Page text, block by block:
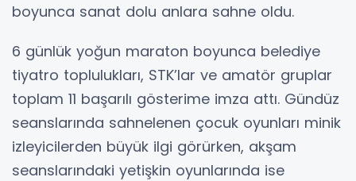
boyunca sanat dolu anlara sahne oldu.
6 günlük yoğun maraton boyunca belediye
tiyatro toplulukları, STK’lar ve amatör gruplar
toplam 11 başarılı gösterime imza attı. Gündüz
seanslarında sahnelenen çocuk oyunları minik
izleyicilerden büyük ilgi görürken, akşam
seanslarındaki yetişkin oyunlarında ise